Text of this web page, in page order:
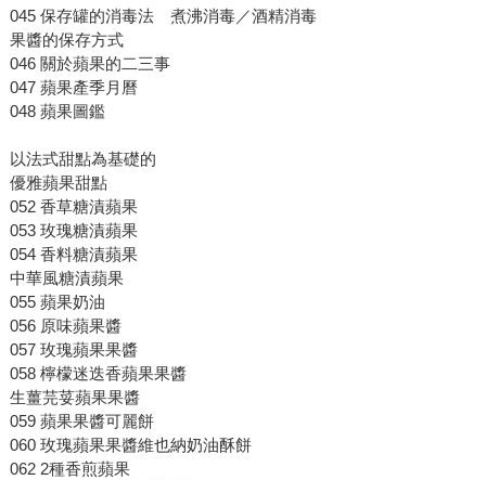
045 保存罐的消毒法 煮沸消毒／酒精消毒
果醬的保存方式
046 關於蘋果的二三事
047 蘋果產季月曆
048 蘋果圖鑑
以法式甜點為基礎的
優雅蘋果甜點
052 香草糖漬蘋果
053 玫瑰糖漬蘋果
054 香料糖漬蘋果
中華風糖漬蘋果
055 蘋果奶油
056 原味蘋果醬
057 玫瑰蘋果果醬
058 檸檬迷迭香蘋果果醬
生薑芫荽蘋果果醬
059 蘋果果醬可麗餅
060 玫瑰蘋果果醬維也納奶油酥餅
062 2種香煎蘋果